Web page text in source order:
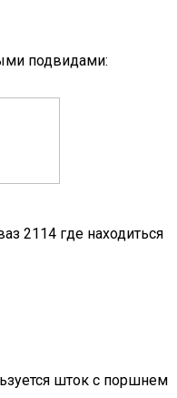
подвидами:
2114 где находиться
шток с поршнем